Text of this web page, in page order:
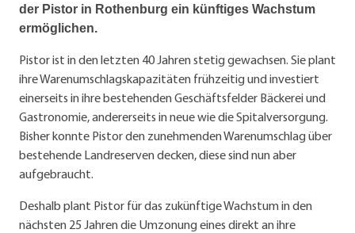
der Pistor in Rothenburg ein künftiges Wachstum
ermöglichen.
Pistor ist in den letzten 40 Jahren stetig gewachsen. Sie plant
ihre Warenumschlagskapazitäten frühzeitig und investiert
einerseits in ihre bestehenden Geschäftsfelder Bäckerei und
Gastronomie, andererseits in neue wie die Spitalversorgung.
Bisher konnte Pistor den zunehmenden Warenumschlag über
bestehende Landreserven decken, diese sind nun aber
aufgebraucht.
Deshalb plant Pistor für das zukünftige Wachstum in den
nächsten 25 Jahren die Umzonung eines direkt an ihre